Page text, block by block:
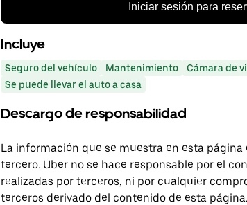
Iniciar sesión para
Incluye
Seguro del vehículo Mantenimiento
Cámara de
Se puede llevar el auto a casa
Descargo de responsabilidad
La información que se muestra en esta
tercero. Uber no se hace responsable por el
realizadas por terceros, ni por cualquier
terceros derivado del contenido de esta